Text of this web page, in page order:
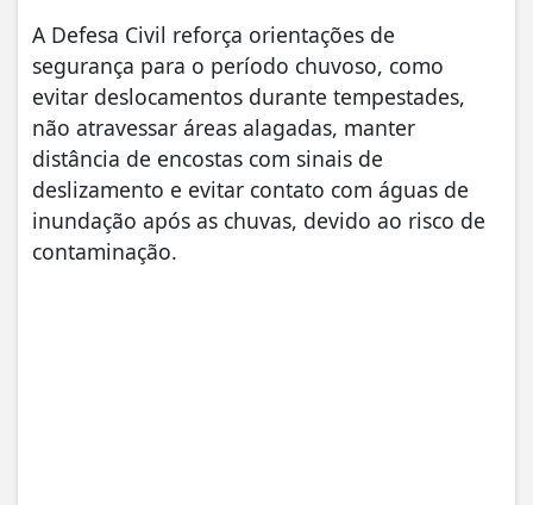
A Defesa Civil reforça orientações de
segurança para o período chuvoso, como
evitar deslocamentos durante tempestades,
não atravessar áreas alagadas, manter
distância de encostas com sinais de
deslizamento e evitar contato com águas de
inundação após as chuvas, devido ao risco de
contaminação.